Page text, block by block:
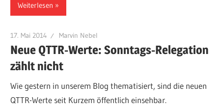
Weiterlesen
17. Mai 2014 Marvin Nebel
Neue QTTR-Werte: Sonntags-Relegation
zählt nicht
Wie gestern in unserem Blog thematisiert, sind die neuen
QTTR-Werte seit Kurzem öffentlich einsehbar.